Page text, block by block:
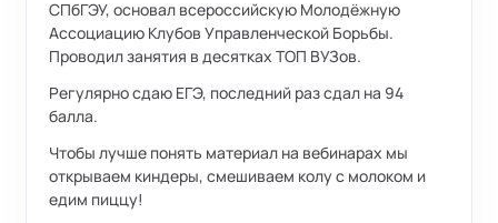
СПбГЭУ, основал всероссийскую Молодёжную
Ассоциацию Клубов Управленческой Борьбы.
Проводил занятия в десятках ТОП ВУЗов.
Регулярно сдаю ЕГЭ, последний раз сдал на 94
балла.
Чтобы лучше понять материал на вебинарах мы
открываем киндеры, смешиваем колу с молоком и
едим пиццу!